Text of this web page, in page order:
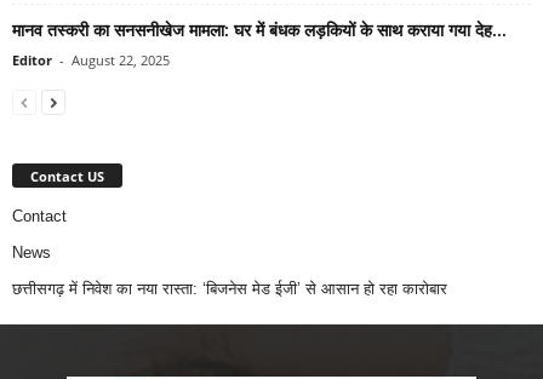
मानव तस्करी का सनसनीखेज मामला: घर में बंधक लड़कियों के साथ कराया गया देह...
Editor - August 22, 2025
Contact US
Contact
News
छत्तीसगढ़ में निवेश का नया रास्ता: ‘बिजनेस मेड ईजी’ से आसान हो रहा कारोबार